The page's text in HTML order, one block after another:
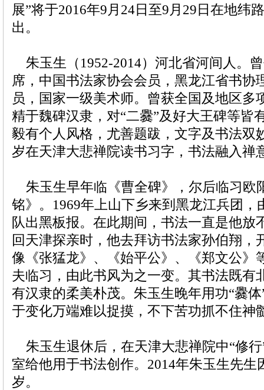
展”将于2016年9月24日至9月29日在地纬
出。
朱玉生（1952-2014）河北省河间人。
席，中国书法家协会会员，黑龙江省书协
员，国家一级美术师。曾获全国及地区多
精于魏碑汉隶，对“二爨”及好大王碑等皆
毅有个人风格，尤善题跋，文字及书法双
岁在天津大悲禅院读书习字，书法融入禅
朱玉生早年临《曹全碑》，尔后临习欧
铭》。1969年上山下乡来到黑龙江兵团，
队出黑板报。在此期间，书法一直是他放
回天津探亲时，他去拜访书法家孙伯翔，
像《张猛龙》、《始平公》、《郑文公》
夫临习，由此书风为之一变。其书法既有
有汉隶的柔美朴茂。朱玉生晚年用功“爨
于变化万端难以捉摸，不下苦功抓不住神
朱玉生退休后，在天津大悲禅院中“修
室给他用于书法创作。2014年朱玉生先生
岁。